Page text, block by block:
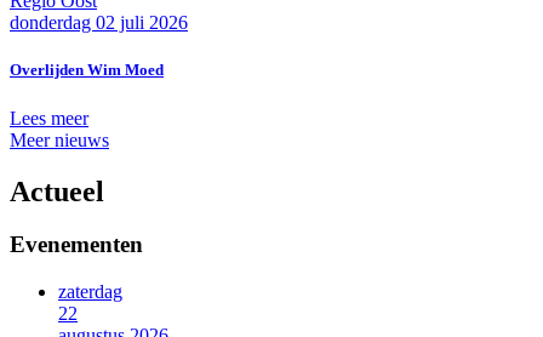
donderdag 02 juli 2026
Overlijden Wim Moed
Lees meer
Meer nieuws
Actueel
Evenementen
zaterdag
22